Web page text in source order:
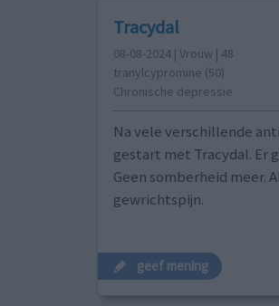
Tracydal
08-08-2024 | Vrouw | 48
tranylcypromine (50)
Chronische depressie
Na vele verschillende
gestart met Tracydal. Er
Geen somberheid meer.
gewrichtspijn.
geef mening